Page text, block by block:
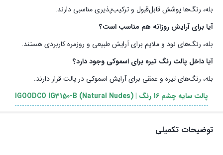
بله، رنگ‌ها پوشش قابل‌قبول و ترکیب‌پذیری مناسبی دارند.
آیا برای آرایش روزانه هم مناسب است؟
بله، رنگ‌های نود و ملایم برای آرایش طبیعی و روزمره کاربردی هستند.
آیا داخل پالت رنگ تیره برای اسموکی وجود دارد؟
بله، رنگ‌های تیره و عمقی برای آرایش اسموکی در پالت قرار دارند.
پالت سایه چشم 16 رنگ | IGOODCO IG3150-B (Natural Nudes)
توضیحات تکمیلی